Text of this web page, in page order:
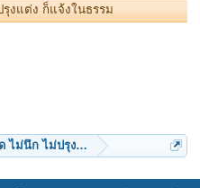
งแต่ง ก็แจ้งในธรรม
ไม่นึก ไม่ปรุงแต่ง ก็แจ้งในธรรม